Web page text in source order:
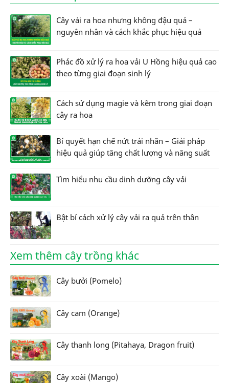
Cây vải ra hoa nhưng không đậu quả –
nguyên nhân và cách khắc phục hiệu quả
Phác đồ xử lý ra hoa vải U Hồng hiệu quả cao
theo từng giai đoạn sinh lý
Cách sử dụng magie và kẽm trong giai đoạn
cây ra hoa
Bí quyết hạn chế nứt trái nhãn – Giải pháp
hiệu quả giúp tăng chất lượng và năng suất
Tìm hiểu nhu cầu dinh dưỡng cây vải
Bật bí cách xử lý cây vải ra quả trên thân
Xem thêm cây trồng khác
Cây bưởi (Pomelo)
Cây cam (Orange)
Cây thanh long (Pitahaya, Dragon fruit)
Cây xoài (Mango)